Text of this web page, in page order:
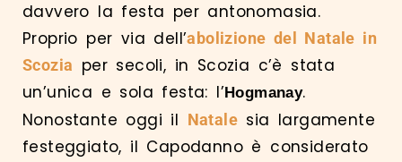
davvero la festa per antonomasia.
Proprio per via dell’abolizione del Natale in
Scozia per secoli, in Scozia c’è stata
un’unica e sola festa: l’ Hogmanay.
Nonostante oggi il Natale sia largamente
festeggiato, il Capodanno è considerato